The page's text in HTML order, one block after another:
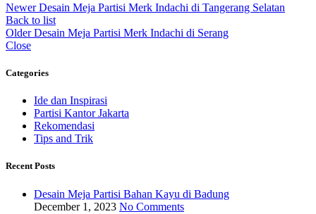
Newer Desain Meja Partisi Merk Indachi di Tangerang Selatan
Back to list
Older Desain Meja Partisi Merk Indachi di Serang
Close
Categories
Ide dan Inspirasi
Partisi Kantor Jakarta
Rekomendasi
Tips and Trik
Recent Posts
Desain Meja Partisi Bahan Kayu di Badung
December 1, 2023 No Comments